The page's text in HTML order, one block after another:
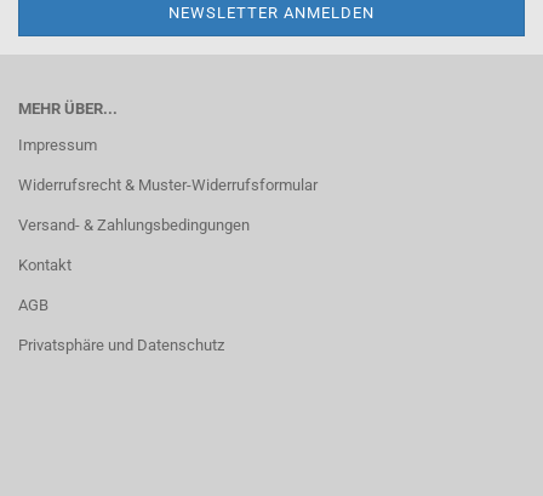
MEHR ÜBER...
Impressum
Widerrufsrecht & Muster-Widerrufsformular
Versand- & Zahlungsbedingungen
Kontakt
AGB
Privatsphäre und Datenschutz